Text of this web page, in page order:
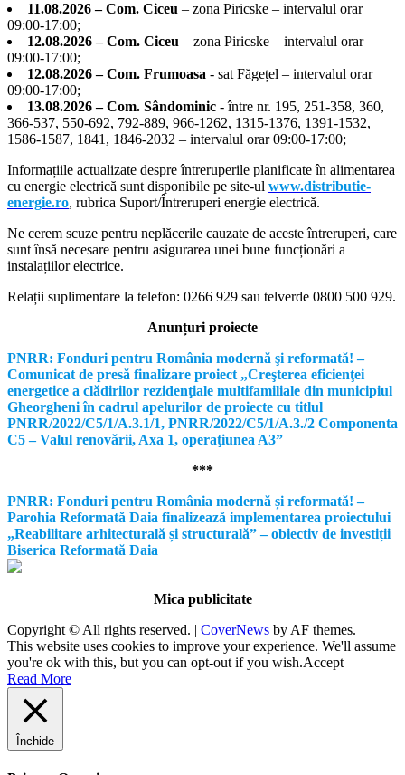
11.08.2026 – Com. Ciceu – zona Piricske – intervalul orar
09:00-17:00;
12.08.2026 – Com. Ciceu – zona Piricske – intervalul orar
09:00-17:00;
12.08.2026 – Com. Frumoasa - sat Făgețel – intervalul orar
09:00-17:00;
13.08.2026 – Com. Sândominic - între nr. 195, 251-358, 360,
366-537, 550-692, 792-889, 966-1262, 1315-1376, 1391-1532,
1586-1587, 1841, 1846-2032 – intervalul orar 09:00-17:00;
Informațiile actualizate despre întreruperile planificate în alimentarea
cu energie electrică sunt disponibile pe site-ul www.distributie-
energie.ro, rubrica Suport/Întreruperi energie electrică.
Ne cerem scuze pentru neplăcerile cauzate de aceste întreruperi, care
sunt însă necesare pentru asigurarea unei bune funcționări a
instalațiilor electrice.
Relații suplimentare la telefon: 0266 929 sau telverde 0800 500 929.
Anunțuri proiecte
PNRR: Fonduri pentru România modernă şi reformată! –
Comunicat de presă finalizare proiect „Creşterea eficienţei
energetice a clădirilor rezidenţiale multifamiliale din municipiul
Gheorgheni în cadrul apelurilor de proiecte cu titlul
PNRR/2022/C5/1/A.3.1/1, PNRR/2022/C5/1/A.3./2 Componenta
C5 – Valul renovării, Axa 1, operaţiunea A3”
***
PNRR: Fonduri pentru România modernă și reformată! –
Parohia Reformată Daia finalizează implementarea proiectului
„Reabilitare arhitecturală și structurală” – obiectiv de investiții
Biserica Reformată Daia
Mica publicitate
Copyright © All rights reserved. | CoverNews by AF themes.
This website uses cookies to improve your experience. We'll assume
you're ok with this, but you can opt-out if you wish.Accept
Read More
Închide